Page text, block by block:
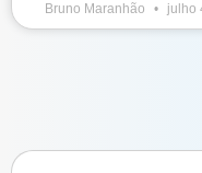
Bruno Maranhão julho